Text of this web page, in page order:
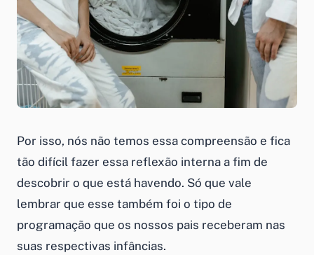
Por isso, nós não temos essa compreensão e fica
tão difícil fazer essa reflexão interna a fim de
descobrir o que está havendo. Só que vale
lembrar que esse também foi o tipo de
programação que os nossos pais receberam nas
suas respectivas infâncias.